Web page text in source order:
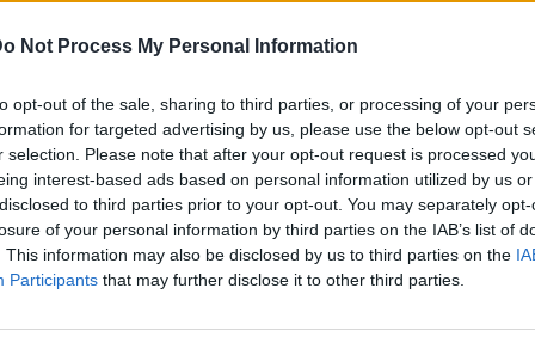
Not Process My Personal Information
opt-out of the sale, sharing to third parties, or processing of your
for targeted advertising by us, please use the below opt-out
selection. Please note that after your opt-out request is processed
interest-based ads based on personal information utilized by us
to third parties prior to your opt-out. You may separately
of your personal information by third parties on the IAB’s list of
This information may also be disclosed by us to third parties on the
Participants that may further disclose it to other third parties.
προκαταρκτικής έρευνας για την
με την παραγγελία που έδωσε, ο
την έρευνα θα πρέπει να εξετάσει το
σταθμού να έχουν διαπράξει το
περί ασέμνων.
έρευνας θα εξεταστούν και τα
(ΕΣΡ) δεδομένου ότι θα
διαπράξει το αδίκημα της παράβασης